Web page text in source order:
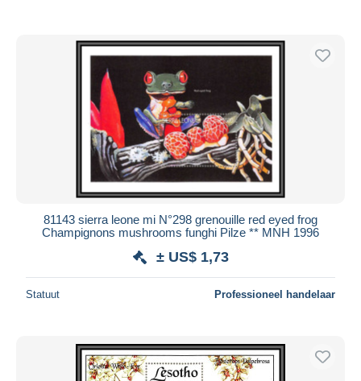
81143 sierra leone mi N°298 grenouille red eyed frog
Champignons mushrooms funghi Pilze ** MNH 1996
± US$ 1,73
Statuut Professioneel handelaar